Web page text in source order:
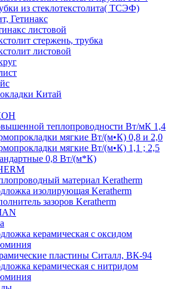
из стеклотекстолита( ТСЭФ)
Гетинакс
листовой
стержень, трубка
листовой
Китай
теплопроводности Вт/мК 1,4
мягкие Вт/(м•К) 0,8 и 2,0
мягкие Вт/(м•К) 1,1 ; 2,5
0,8 Вт/(м*К)
материал Keratherm
изолирующая Keratherm
зазоров Keratherm
керамическая с оксидом
пластины Ситалл, ВК-94
керамическая с нитридом